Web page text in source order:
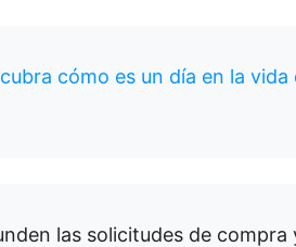
cómo es un día en la
las solicitudes de compra